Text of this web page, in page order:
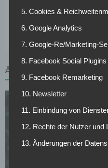
sid
ÄHNLICHE ARTIKEL
5. Cookies &
6. Google Analytics
7. Google-Re/Marketing-
8. Facebook Social Plugins
9. Facebook Remarketing
10. Newsletter
11. Einbindung von
12. Rechte der Nutzer und
13. Änderungen der